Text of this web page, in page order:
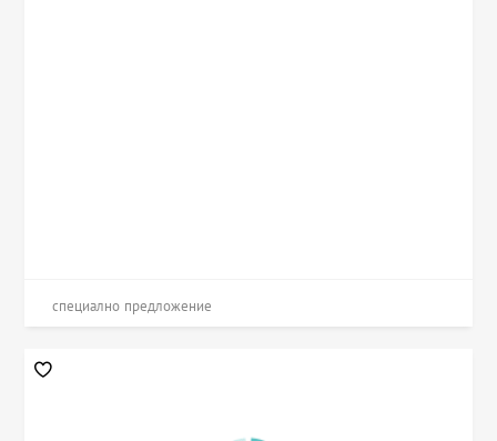
специално предложение